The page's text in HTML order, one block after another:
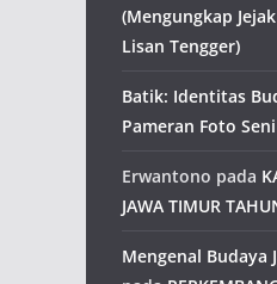
(Mengungkap
Lisan Tengger)
Batik: Identitas
Pameran Foto
Erwantono pada
JAWA TIMUR
Mengenal Budaya